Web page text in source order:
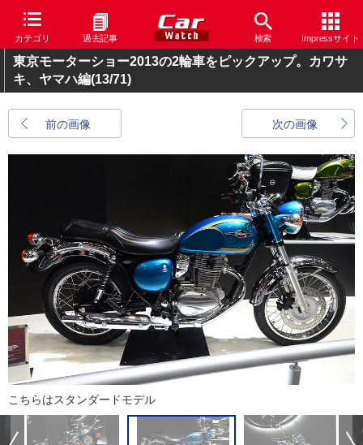
カテゴリ 過去記事 検索 Impressサイト
東京モーターショー2013の2輪車をピックアップ。カワサ
キ、ヤマハ編(13/71)
前の画像 次の画像
こちらはスタンダードモデル